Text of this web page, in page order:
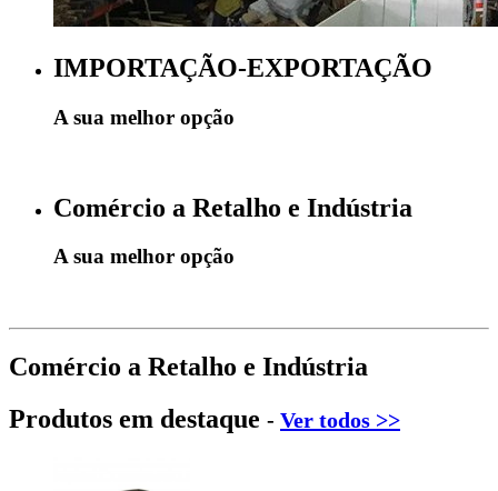
IMPORTAÇÃO-EXPORTAÇÃO
A sua melhor opção
Comércio a Retalho e Indústria
A sua melhor opção
Comércio a Retalho e Indústria
Produtos em destaque - Ver todos >>